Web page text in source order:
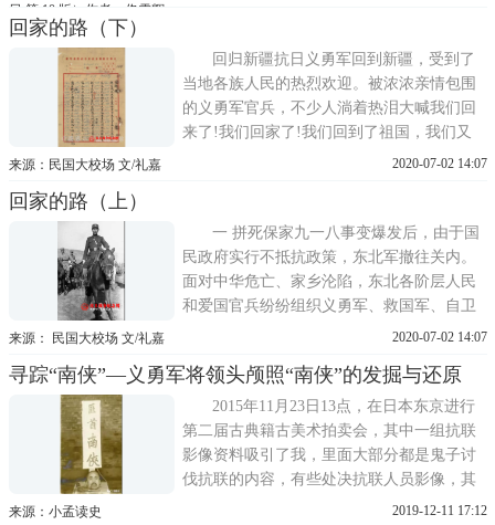
嚣张气焰。日军于1931年12月30日占据大虎
山后，因大虎山火车站为重
日 第 10 版）作者：佟雪辉
回家的路（下）
回归新疆抗日义勇军回到新疆，受到了
当地各族人民的热烈欢迎。被浓浓亲情包围
的义勇军官兵，不少人淌着热泪大喊我们回
来了!我们回家了!我们回到了祖国，我们又
可以抗日了!为了欢迎东北抗日义勇军，塔城
员各族人民群众制作了3000多副爬犁，一个
爬犁可以乘坐5-8人，而
来源：民国大校场 文/礼嘉 2020-07-02 14:07
回家的路（上）
一 拼死保家九一八事变爆发后，由于国
民政府实行不抵抗政策，东北军撤往关内。
面对中华危亡、家乡沦陷，东北各阶层人民
和爱国官兵纷纷组织义勇军、救国军、自卫
军，奋起抵抗。这些统称为东北抗日义勇军
烽火，攻城夺镇，四处袭击，牵制和歼灭了
大批日本关东军，极大地振奋了全国人民的
抗战士气。黑龙江
来源： 民国大校场 文/礼嘉 2020-07-02 14:07
寻踪“南侠”—义勇军将领头颅照“南侠”的发掘与还原
2015年11月23日13点，在日本东京进行
第二届古典籍古美术拍卖会，其中一组抗联
影像资料吸引了我，里面大部分都是鬼子讨
伐抗联的内容，有些处决抗联人员影像，其
中有一张照片是一颗头颅的特写，照片内标
来源：小孟读史 2019-12-11 17:12